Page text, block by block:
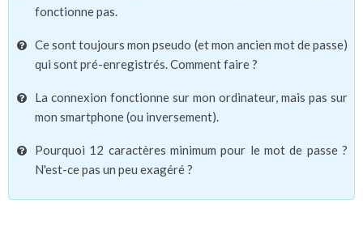
fonctionne pas.
Ce sont toujours mon pseudo (et mon ancien mot de passe)
qui sont pré-enregistrés. Comment faire ?
La connexion fonctionne sur mon ordinateur, mais pas sur
mon smartphone (ou inversement).
Pourquoi 12 caractères minimum pour le mot de passe ?
N'est-ce pas un peu exagéré ?